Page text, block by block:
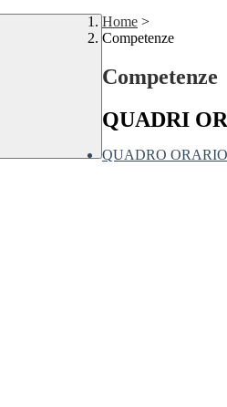
Home >
Competenze
Competenze
QUADRI
QUADRO